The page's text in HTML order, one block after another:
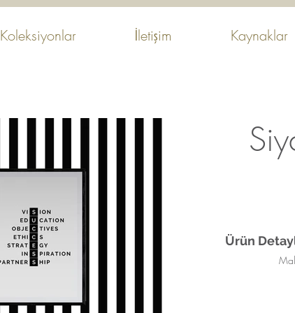
Koleksiyonlar İletişim Kaynaklar
Ürün